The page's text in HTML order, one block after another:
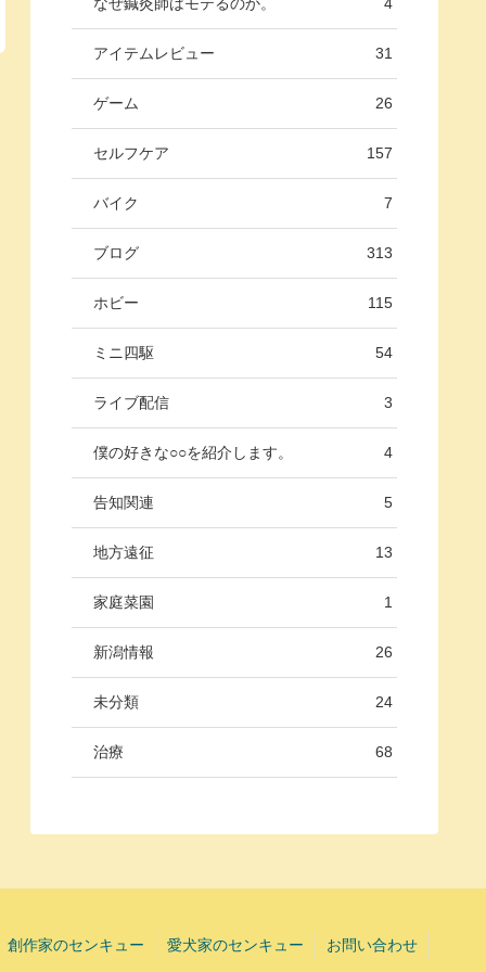
アイテムレビュー 31
ゲーム 26
セルフケア 157
バイク 7
ブログ 313
ホビー 115
ミニ四駆 54
ライブ配信 3
僕の好きな○○を紹介します。 4
告知関連 5
地方遠征 13
家庭菜園 1
新潟情報 26
未分類 24
治療 68
創作家のセンキュー 愛犬家のセンキュー お問い合わせ